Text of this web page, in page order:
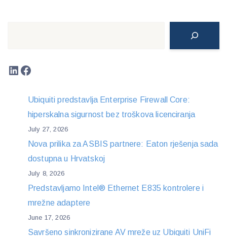
LinkedIn
Facebook
Ubiquiti predstavlja Enterprise Firewall Core:
hiperskalna sigurnost bez troškova licenciranja
July 27, 2026
Nova prilika za ASBIS partnere: Eaton rješenja sada
dostupna u Hrvatskoj
July 8, 2026
Predstavljamo Intel® Ethernet E835 kontrolere i
mrežne adaptere
June 17, 2026
Savršeno sinkronizirane AV mreže uz Ubiquiti UniFi